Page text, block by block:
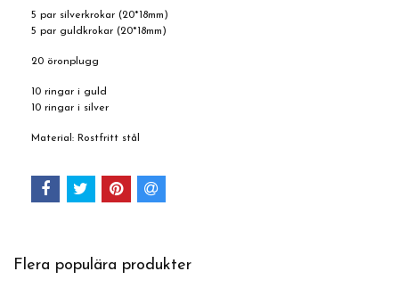
5 par silverkrokar (20*18mm)
5 par guldkrokar (20*18mm)
20 öronplugg
10 ringar i guld
10 ringar i silver
Material: Rostfritt stål
Flera populära produkter